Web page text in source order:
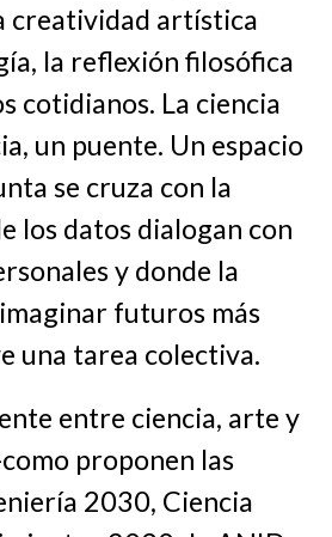
creatividad artística
la reflexión filosófica
cotidianos. La ciencia
un puente. Un espacio
se cruza con la
los datos dialogan con
y donde la
futuros más
una tarea colectiva.
entre ciencia, arte y
proponen las
2030, Ciencia